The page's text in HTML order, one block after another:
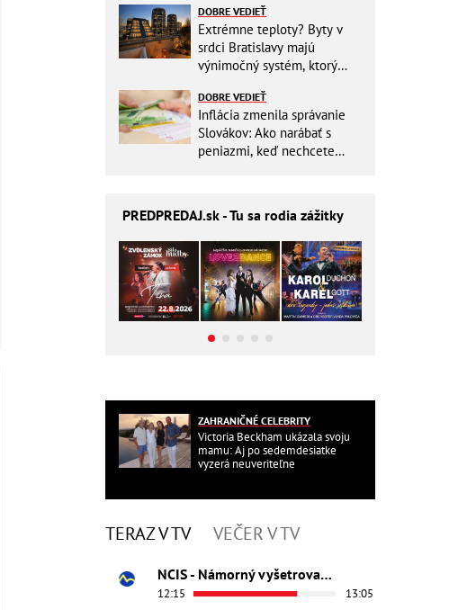
DOBRE VEDIEŤ
Extrémne teploty? Byty v
srdci Bratislavy majú
výnimočný systém, ktorý
DOBRE VEDIEŤ
Inflácia zmenila správanie
Slovákov: Ako narábať s
peniazmi, keď nechcete
PREDPREDAJ.sk - Tu sa rodia zážitky
ZAHRANIČNÉ CELEBRITY
Victoria Beckham ukázala svoju
mamu: Aj po sedemdesiatke
vyzerá neuveriteľne
TERAZ V TV VEČER V TV
NCIS - Námorný vyšetrovací úrad
12:15 13:05